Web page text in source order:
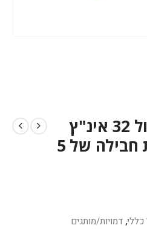
מיילר בת הים סגול 32 אינ"ץ
*מגיע בסיטונאות חבילה של 5
, דמויות/מותגים